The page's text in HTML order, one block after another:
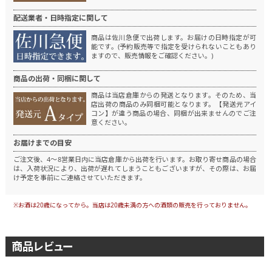
配送業者・日時指定に関して
商品は佐川急便で出荷します。 お届けの日時指定が可
能です。(予約販売等で指定を受けられないこともあり
ますので、販売情報をご確認ください。)
商品の出荷・同梱に関して
商品は当店倉庫からの発送となります。 そのため、当
店出荷の商品のみ同梱可能となります。
【発送元アイ
コン】が違う商品の場合、同梱が出来ませんのでご注
意ください。
お届けまでの目安
ご注文後、4～8営業日内に当店倉庫から出荷を行います。 お取り寄せ商品の場合
は、入荷状況により、出荷が遅れてしまうこともございますが、その際は、お届
け予定を事前にご連絡させていただきます。
※お酒は20歳になってから。当店は20歳未満の方への酒類の販売を行っておりません。
商品レビュー